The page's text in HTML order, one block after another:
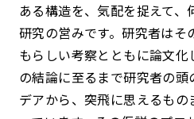
ある構造を、気配を捉えて、
研究の営みです。研究者はそ
もらしい考察とともに論文化
の結論に至るまで研究者の頭
デアから、突飛に思えるも